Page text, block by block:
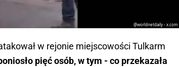
@worldnetdaily - x.com
w rejonie miejscowości Tulkarm
pięć osób, w tym - co przekazała